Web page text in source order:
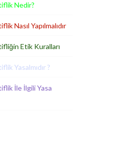
Nedir?
Nasıl Yapılmalıdır
Etik Kuralları
Yasalmıdır ?
İle İlgili Yasa